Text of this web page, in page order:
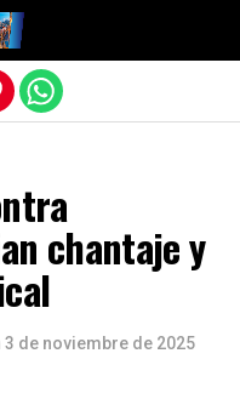
chantaje y
3 de noviembre de 2025
móvil